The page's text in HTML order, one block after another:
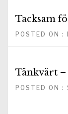
Tacksam
POSTED ON :
Tänkvärt
POSTED ON :